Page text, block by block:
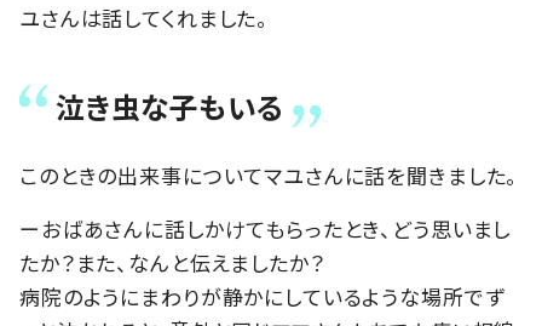
ユさんは話してくれました。
泣き虫な子もいる
このときの出来事についてマユさんに話を聞きました。
ーおばあさんに話しかけてもらったとき、どう思いまし
たか？また、なんと伝えましたか？
病院のようにまわりが静かにしているような場所でず